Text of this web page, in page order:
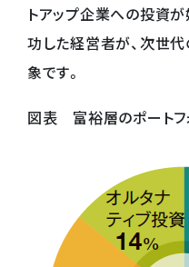
トアップ企業への投資
功した経営者が、次世
象です。
図表 富裕層のポートフ